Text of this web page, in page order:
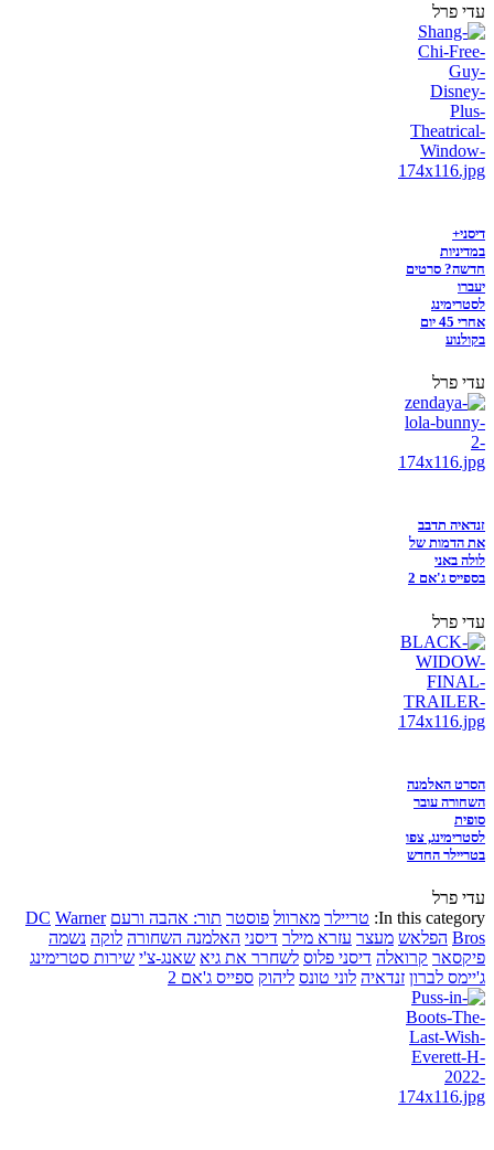
עדי פרל
דיסני+
במדיניות
חדשה? סרטים
יעברו
לסטרימינג
אחרי 45 יום
בקולנוע
עדי פרל
זנדאיה תדבב
את הדמות של
לולה באני
בספייס ג'אם 2
עדי פרל
הסרט האלמנה
השחורה עובר
סופית
לסטרימינג, צפו
בטריילר החדש
עדי פרל
In this category: טריילר מארוול פוסטר תור: אהבה ורעם DC Warner
Bros הפלאש מעצר עזרא מילר דיסני האלמנה השחורה לוקה נשמה
פיקסאר קרואלה דיסני פלוס לשחרר את גיא שאנג-צ'י שירות סטרימינג
ג'יימס לברון זנדאיה לוני טונס ליהוק ספייס ג'אם 2